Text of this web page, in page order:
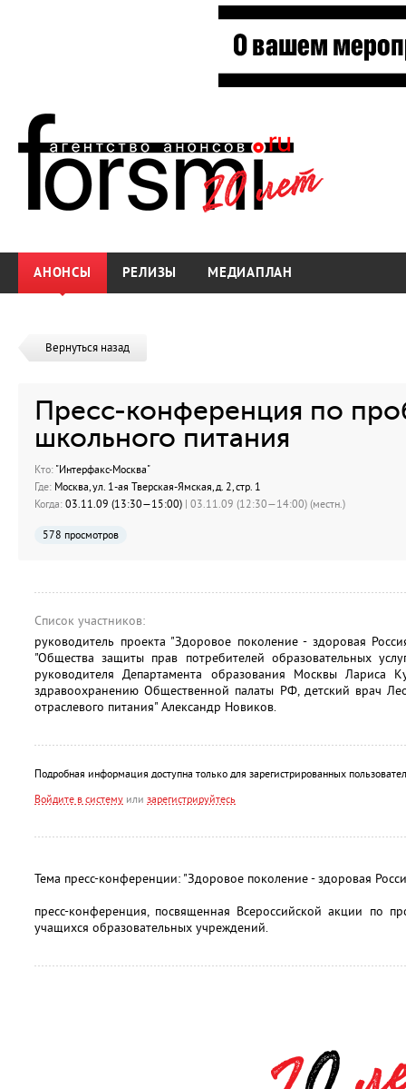
АНОНСЫ РЕЛИЗЫ МЕДИАПЛАН
Вернуться назад
Пресс-конференция по
школьного питания
Кто: "Интерфакс-Москва"
Где: Москва, ул. 1-ая Тверская-Ямская, д. 2, стр. 1
Когда: 03.11.09 (13:30—15:00) | 03.11.09 (12:30—14:00) (местн.)
578 просмотров
Список участников:
руководитель проекта "Здоровое поколение - здоровая
"Общества защиты прав потребителей образовательных
руководителя Департамента образования Москвы Лариса
здравоохранению Общественной палаты РФ, детский врач
отраслевого питания" Александр Новиков.
Подробная информация доступна только для зарегистрированных
Войдите в систему или зарегистрируйтесь
Тема пресс-конференции: "Здоровое поколение - здоровая
пресс-конференция, посвященная Всероссийской акции по
учащихся образовательных учреждений.